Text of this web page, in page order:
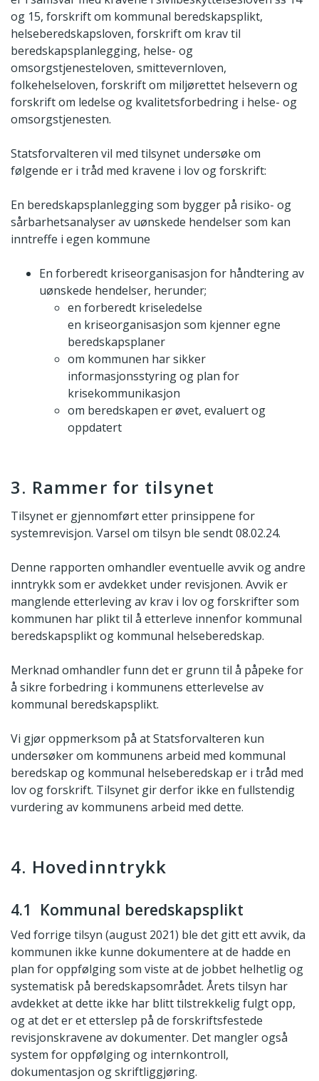
og 15, forskrift om kommunal beredskapsplikt,
helseberedskapsloven, forskrift om krav til
beredskapsplanlegging, helse- og
omsorgstjenesteloven, smittevernloven,
folkehelseloven, forskrift om miljørettet helsevern og
forskrift om ledelse og kvalitetsforbedring i helse- og
omsorgstjenesten.
Statsforvalteren vil med tilsynet undersøke om
følgende er i tråd med kravene i lov og forskrift:
En beredskapsplanlegging som bygger på risiko- og
sårbarhetsanalyser av uønskede hendelser som kan
inntreffe i egen kommune
En forberedt kriseorganisasjon for håndtering av
uønskede hendelser, herunder;
en forberedt kriseledelse
en kriseorganisasjon som kjenner egne
beredskapsplaner
om kommunen har sikker
informasjonsstyring og plan for
krisekommunikasjon
om beredskapen er øvet, evaluert og
oppdatert
3. Rammer for tilsynet
Tilsynet er gjennomført etter prinsippene for
systemrevisjon. Varsel om tilsyn ble sendt 08.02.24.
Denne rapporten omhandler eventuelle avvik og andre
inntrykk som er avdekket under revisjonen. Avvik er
manglende etterleving av krav i lov og forskrifter som
kommunen har plikt til å etterleve innenfor kommunal
beredskapsplikt og kommunal helseberedskap.
Merknad omhandler funn det er grunn til å påpeke for
å sikre forbedring i kommunens etterlevelse av
kommunal beredskapsplikt.
Vi gjør oppmerksom på at Statsforvalteren kun
undersøker om kommunens arbeid med kommunal
beredskap og kommunal helseberedskap er i tråd med
lov og forskrift. Tilsynet gir derfor ikke en fullstendig
vurdering av kommunens arbeid med dette.
4. Hovedinntrykk
4.1 Kommunal beredskapsplikt
Ved forrige tilsyn (august 2021) ble det gitt ett avvik, da
kommunen ikke kunne dokumentere at de hadde en
plan for oppfølging som viste at de jobbet helhetlig og
systematisk på beredskapsområdet. Årets tilsyn har
avdekket at dette ikke har blitt tilstrekkelig fulgt opp,
og at det er et etterslep på de forskriftsfestede
revisjonskravene av dokumenter. Det mangler også
system for oppfølging og internkontroll,
dokumentasjon og skriftliggjøring.